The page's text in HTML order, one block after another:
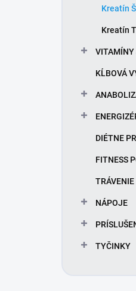
Kreatín
Kreatín
VITAMÍNY
KĹBOVÁ
DIÉTNE
FITNESS
TRÁVENIE
NÁPOJE
TYČINKY